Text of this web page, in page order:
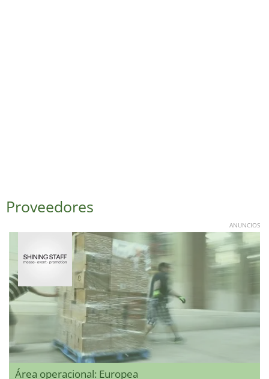
Proveedores
ANUNCIOS
Área operacional: Europea